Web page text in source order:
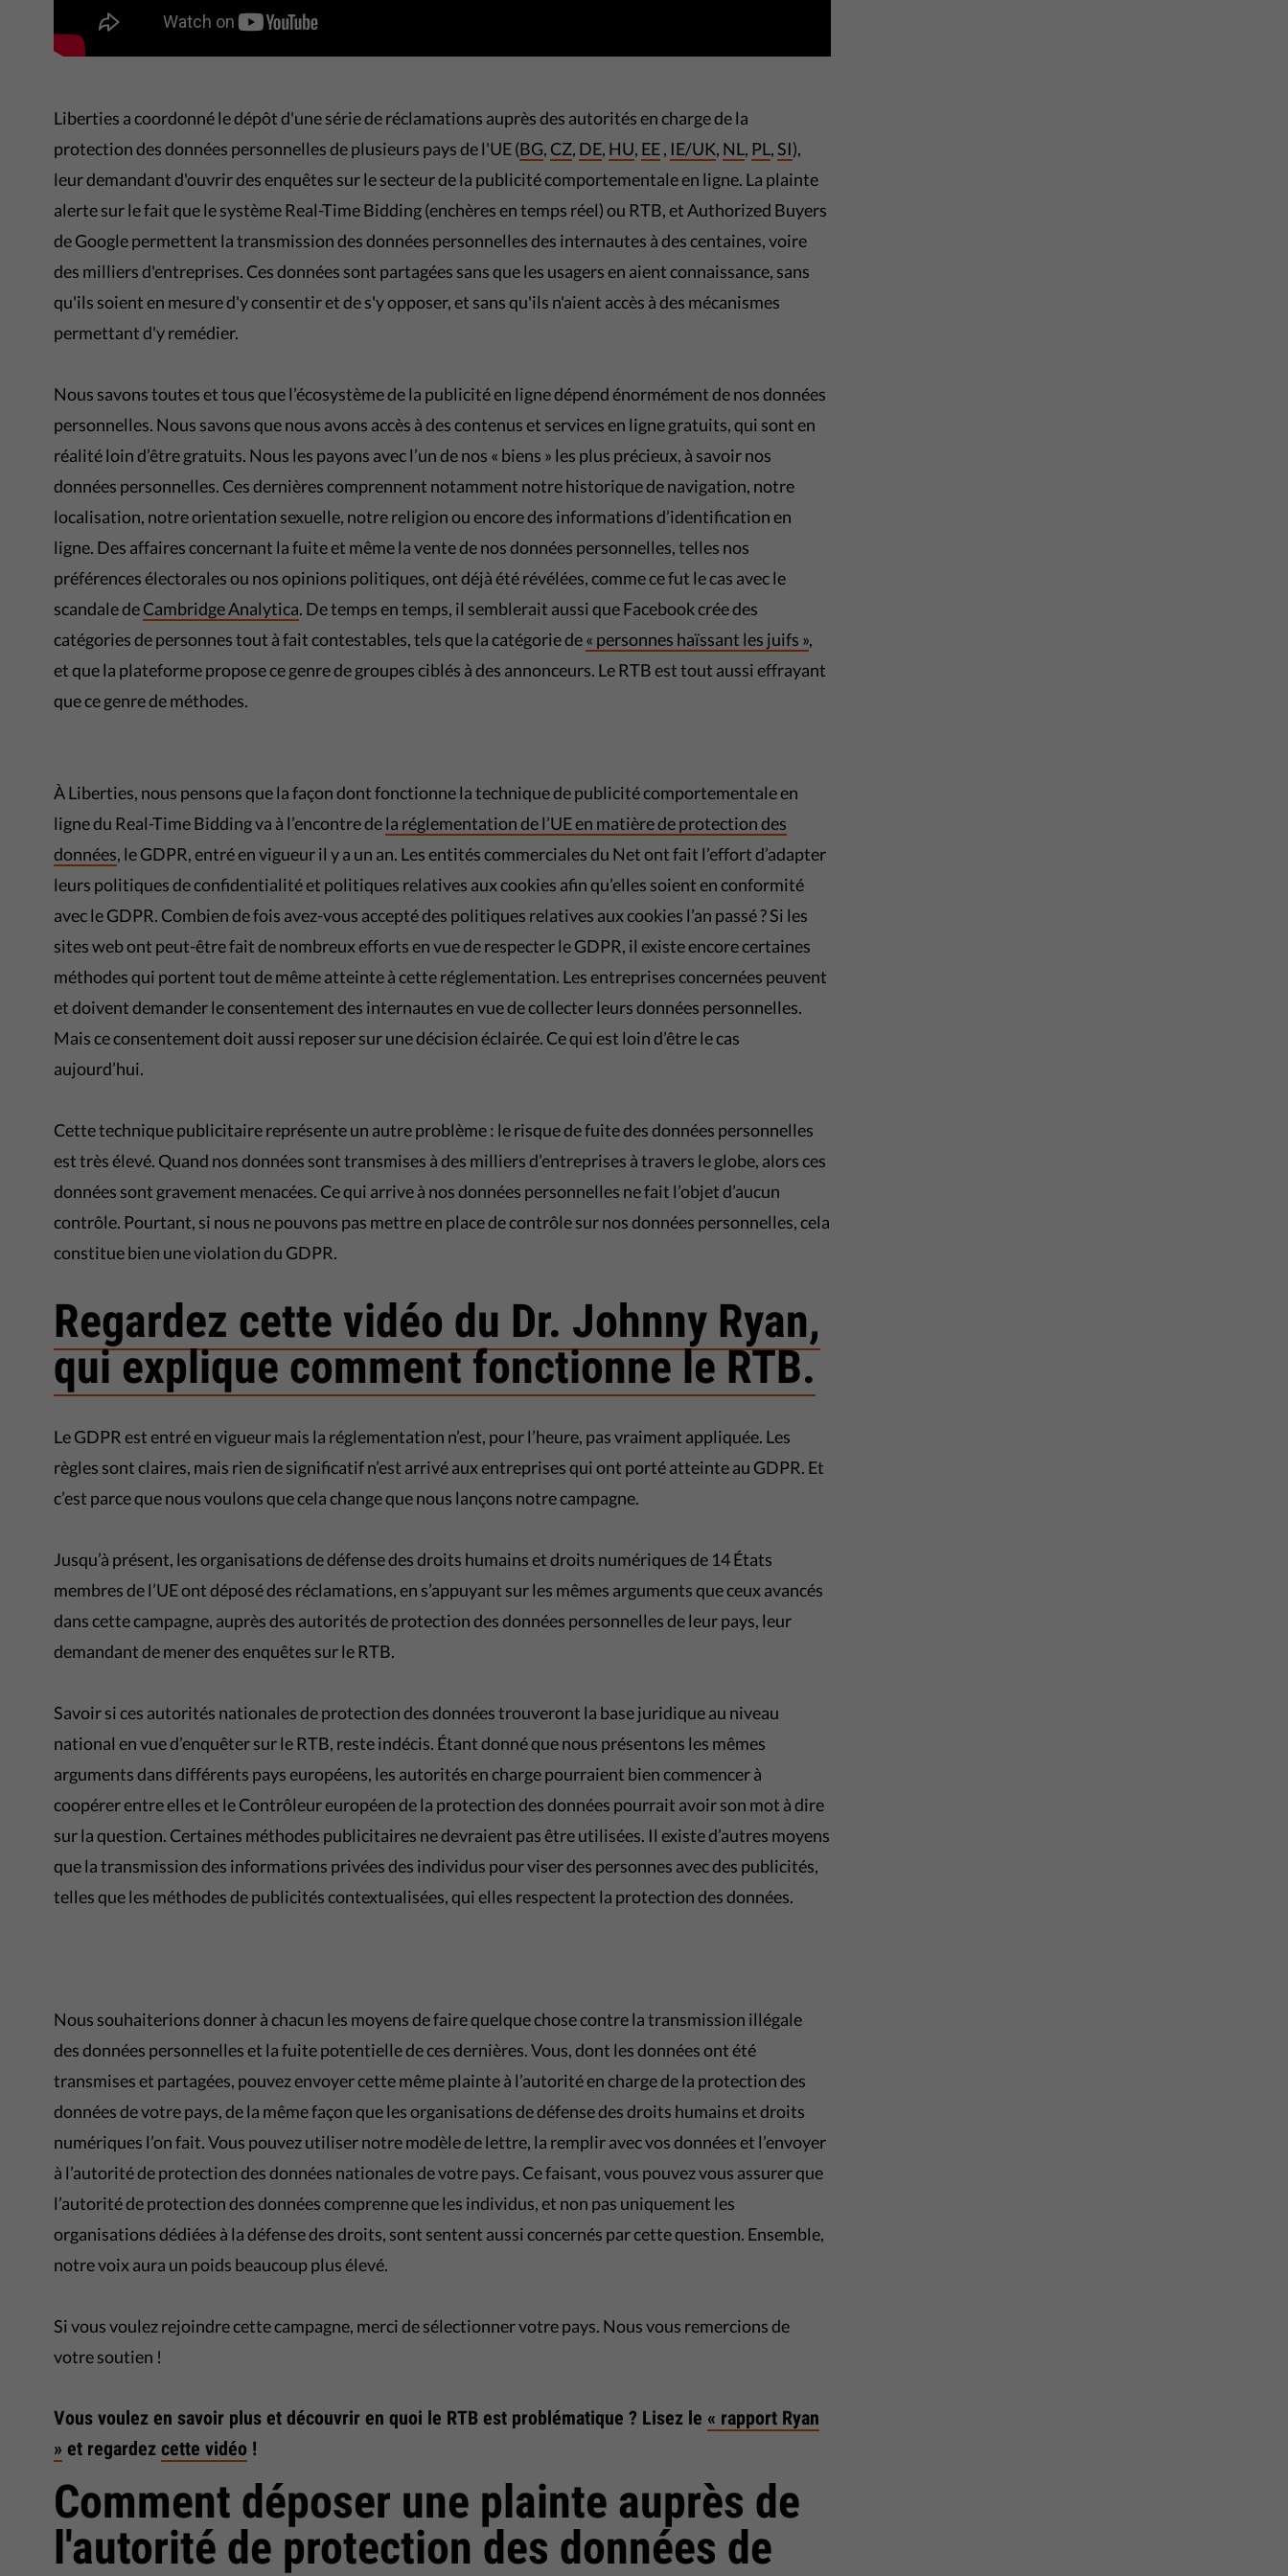
Liberties a coordonné le dépôt d'une série de réclamations auprès des autorités en charge de la
protection des données personnelles de plusieurs pays de l'UE (BG, CZ, DE, HU, EE, IE/UK, NL, PL,SI),
leur demandant d'ouvrir des enquêtes sur le secteur de la publicité comportementale en ligne. La plainte
alerte sur le fait que le système Real-Time Bidding (enchères en temps réel) ou RTB, et Authorized Buyers
de Google permettent la transmission des données personnelles des internautes à des centaines, voire
des milliers d'entreprises. Ces données sont partagées sans que les usagers en aient connaissance, sans
qu'ils soient en mesure d'y consentir et de s'y opposer, et sans qu'ils n'aient accès à des mécanismes
permettant d'y remédier.
Nous savons toutes et tous que l’écosystème de la publicité en ligne dépend énormément de nos données
personnelles. Nous savons que nous avons accès à des contenus et services en ligne gratuits, qui sont en
réalité loin d’être gratuits. Nous les payons avec l’un de nos « biens » les plus précieux, à savoir nos
données personnelles. Ces dernières comprennent notamment notre historique de navigation, notre
localisation, notre orientation sexuelle, notre religion ou encore des informations d’identification en
ligne. Des affaires concernant la fuite et même la vente de nos données personnelles, telles nos
préférences électorales ou nos opinions politiques, ont déjà été révélées, comme ce fut le cas avec le
scandale deCambridge Analytica. De temps en temps, il semblerait aussi que Facebook crée des
catégories de personnes tout à fait contestables, tels que la catégorie de« personnes haïssant les juifs »,
et que la plateforme propose ce genre de groupes ciblés à des annonceurs. Le RTB est tout aussi effrayant
que ce genre de méthodes.
À Liberties, nous pensons que la façon dont fonctionne la technique de publicité comportementale en
ligne du Real-Time Bidding va à l’encontre dela réglementation de l’UE en matière de protection des
données, le GDPR, entré en vigueur il y a un an. Les entités commerciales du Net ont fait l’effort d’adapter
leurs politiques de confidentialité et politiques relatives aux cookies afin qu’elles soient en conformité
avec le GDPR. Combien de fois avez-vous accepté des politiques relatives aux cookies l’an passé ? Si les
sites web ont peut-être fait de nombreux efforts en vue de respecter le GDPR, il existe encore certaines
méthodes qui portent tout de même atteinte à cette réglementation. Les entreprises concernées peuvent
et doivent demander le consentement des internautes en vue de collecter leurs données personnelles.
Mais ce consentement doit aussi reposer sur une décision éclairée. Ce qui est loin d’être le cas
aujourd’hui.
Cette technique publicitaire représente un autre problème : le risque de fuite des données personnelles
est très élevé. Quand nos données sont transmises à des milliers d’entreprises à travers le globe, alors ces
données sont gravement menacées. Ce qui arrive à nos données personnelles ne fait l’objet d’aucun
contrôle. Pourtant, si nous ne pouvons pas mettre en place de contrôle sur nos données personnelles, cela
constitue bien une violation du GDPR.
Regardez cette vidéo du Dr. Johnny Ryan,
qui explique comment fonctionne le RTB.
Le GDPR est entré en vigueur mais la réglementation n’est, pour l’heure, pas vraiment appliquée. Les
règles sont claires, mais rien de significatif n’est arrivé aux entreprises qui ont porté atteinte au GDPR. Et
c’est parce que nous voulons que cela change que nous lançons notre campagne.
Jusqu’à présent, les organisations de défense des droits humains et droits numériques de 14 États
membres de l’UE ont déposé des réclamations, en s’appuyant sur les mêmes arguments que ceux avancés
dans cette campagne, auprès des autorités de protection des données personnelles de leur pays, leur
demandant de mener des enquêtes sur le RTB.
Savoir si ces autorités nationales de protection des données trouveront la base juridique au niveau
national en vue d’enquêter sur le RTB, reste indécis. Étant donné que nous présentons les mêmes
arguments dans différents pays européens, les autorités en charge pourraient bien commencer à
coopérer entre elles et le Contrôleur européen de la protection des données pourrait avoir son mot à dire
sur la question. Certaines méthodes publicitaires ne devraient pas être utilisées. Il existe d’autres moyens
que la transmission des informations privées des individus pour viser des personnes avec des publicités,
telles que les méthodes de publicités contextualisées, qui elles respectent la protection des données.
Nous souhaiterions donner à chacun les moyens de faire quelque chose contre la transmission illégale
des données personnelles et la fuite potentielle de ces dernières. Vous, dont les données ont été
transmises et partagées, pouvez envoyer cette même plainte à l’autorité en charge de la protection des
données de votre pays, de la même façon que les organisations de défense des droits humains et droits
numériques l’on fait. Vous pouvez utiliser notre modèle de lettre, la remplir avec vos données et l’envoyer
à l’autorité de protection des données nationales de votre pays. Ce faisant, vous pouvez vous assurer que
l’autorité de protection des données comprenne que les individus, et non pas uniquement les
organisations dédiées à la défense des droits, sont sentent aussi concernés par cette question. Ensemble,
notre voix aura un poids beaucoup plus élevé.
Si vous voulez rejoindre cette campagne, merci de sélectionner votre pays. Nous vous remercions de
votre soutien !
Vous voulez en savoir plus et découvrir en quoi le RTB est problématique ? Lisez le « rapport Ryan
» et regardez cette vidéo !
Comment déposer une plainte auprès de
l'autorité de protection des données de